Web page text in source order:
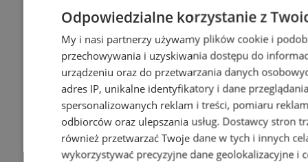
Odpowiedzialne korzystanie z
My i nasi partnerzy używamy plików cookie i
przechowywania i uzyskiwania dostępu do
urządzeniu oraz do przetwarzania danych
adres IP, unikalne identyfikatory i dane
spersonalizowanych reklam i treści, pomiaru
odbiorców oraz ulepszania usług. Dostawcy stron
również przetwarzać Twoje dane w tych i innych
wykorzystywać precyzyjne dane geolokalizacyjne i